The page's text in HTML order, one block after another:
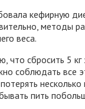
кефирную
методы
веса.
что сбросить 5
соблюдать все
пить